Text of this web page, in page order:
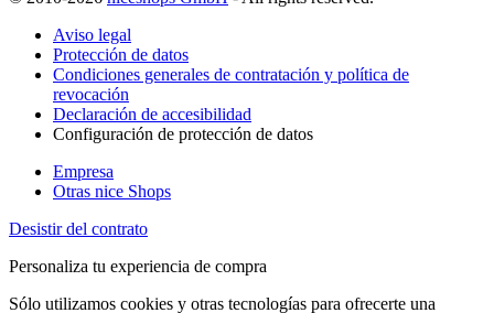
Aviso legal
Protección de datos
Condiciones generales de contratación y política de
revocación
Declaración de accesibilidad
Configuración de protección de datos
Empresa
Otras nice Shops
Desistir del contrato
Personaliza tu experiencia de compra
Sólo utilizamos cookies y otras tecnologías para ofrecerte una